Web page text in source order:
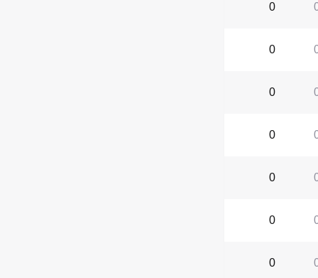
0
0
0
0
0
0
0